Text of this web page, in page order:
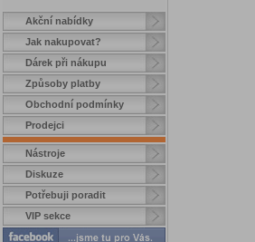
Akční nabídky
Jak nakupovat?
Dárek při nákupu
Způsoby platby
Obchodní podmínky
Prodejci
Nástroje
Diskuze
Potřebuji poradit
VIP sekce